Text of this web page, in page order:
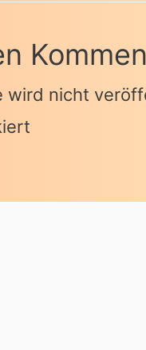
wird nicht